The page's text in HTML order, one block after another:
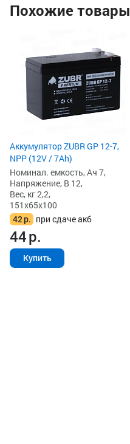
Похожие товары
Аккумулятор ZUBR GP 12-7,
NPP (12V / 7Ah)
Номинал. емкость, Ач 7,
Напряжение, В 12,
Вес, кг 2,2,
151x65x100
42р. при сдаче акб
44р.
Купить